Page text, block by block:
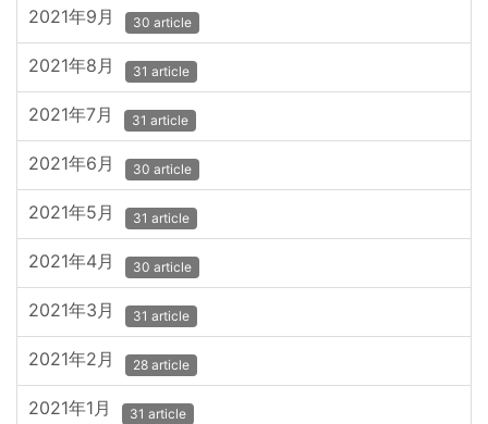
2021年9月 30 article
2021年8月 31 article
2021年7月 31 article
2021年6月 30 article
2021年5月 31 article
2021年4月 30 article
2021年3月 31 article
2021年2月 28 article
2021年1月 31 article